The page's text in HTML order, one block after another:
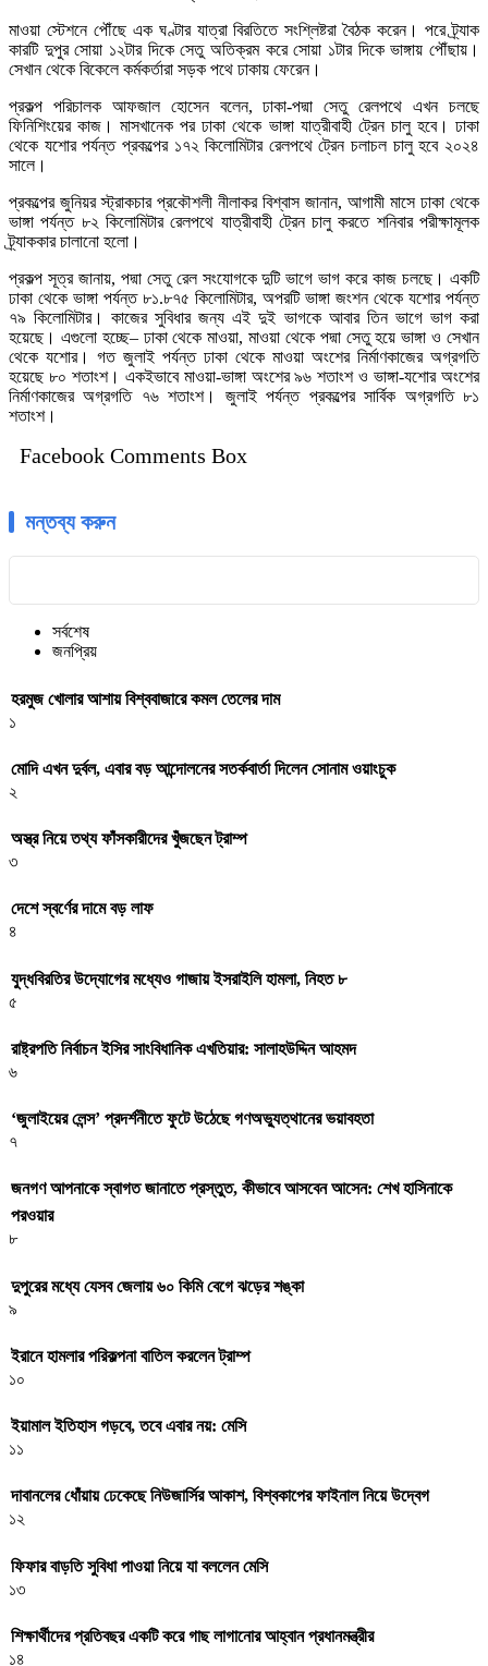
মাওয়া স্টেশনে পৌঁছে এক ঘণ্টার যাত্রা বিরতিতে সংশ্লিষ্টরা বৈঠক করেন। পরে ট্র্যাক
কারটি দুপুর সোয়া ১২টার দিকে সেতু অতিক্রম করে সোয়া ১টার দিকে ভাঙ্গায় পৌঁছায়।
সেখান থেকে বিকেলে কর্মকর্তারা সড়ক পথে ঢাকায় ফেরেন।
প্রকল্প পরিচালক আফজাল হোসেন বলেন, ঢাকা-পদ্মা সেতু রেলপথে এখন চলছে
ফিনিশিংয়ের কাজ। মাসখানেক পর ঢাকা থেকে ভাঙ্গা যাত্রীবাহী ট্রেন চালু হবে। ঢাকা
থেকে যশোর পর্যন্ত প্রকল্পের ১৭২ কিলোমিটার রেলপথে ট্রেন চলাচল চালু হবে ২০২৪
সালে।
প্রকল্পের জুনিয়র স্ট্রাকচার প্রকৌশলী নীলাকর বিশ্বাস জানান, আগামী মাসে ঢাকা থেকে
ভাঙ্গা পর্যন্ত ৮২ কিলোমিটার রেলপথে যাত্রীবাহী ট্রেন চালু করতে শনিবার পরীক্ষামূলক
ট্র্যাককার চালানো হলো।
প্রকল্প সূত্র জানায়, পদ্মা সেতু রেল সংযোগকে দুটি ভাগে ভাগ করে কাজ চলছে। একটি
ঢাকা থেকে ভাঙ্গা পর্যন্ত ৮১.৮৭৫ কিলোমিটার, অপরটি ভাঙ্গা জংশন থেকে যশোর পর্যন্ত
৭৯ কিলোমিটার। কাজের সুবিধার জন্য এই দুই ভাগকে আবার তিন ভাগে ভাগ করা
হয়েছে। এগুলো হচ্ছে– ঢাকা থেকে মাওয়া, মাওয়া থেকে পদ্মা সেতু হয়ে ভাঙ্গা ও সেখান
থেকে যশোর। গত জুলাই পর্যন্ত ঢাকা থেকে মাওয়া অংশের নির্মাণকাজের অগ্রগতি
হয়েছে ৮০ শতাংশ। একইভাবে মাওয়া-ভাঙ্গা অংশের ৯৬ শতাংশ ও ভাঙ্গা-যশোর অংশের
নির্মাণকাজের অগ্রগতি ৭৬ শতাংশ। জুলাই পর্যন্ত প্রকল্পের সার্বিক অগ্রগতি ৮১
শতাংশ।
Facebook Comments Box
মন্তব্য করুন
সর্বশেষ
জনপ্রিয়
হরমুজ খোলার আশায় বিশ্ববাজারে কমল তেলের দাম
১
মোদি এখন দুর্বল, এবার বড় আন্দোলনের সতর্কবার্তা দিলেন সোনাম ওয়াংচুক
২
অস্ত্র নিয়ে তথ্য ফাঁসকারীদের খুঁজছেন ট্রাম্প
৩
দেশে স্বর্ণের দামে বড় লাফ
৪
যুদ্ধবিরতির উদ্যোগের মধ্যেও গাজায় ইসরাইলি হামলা, নিহত ৮
৫
রাষ্ট্রপতি নির্বাচন ইসির সাংবিধানিক এখতিয়ার: সালাহউদ্দিন আহমদ
৬
‘জুলাইয়ের লেন্স’ প্রদর্শনীতে ফুটে উঠেছে গণঅভ্যুত্থানের ভয়াবহতা
৭
জনগণ আপনাকে স্বাগত জানাতে প্রস্তুত, কীভাবে আসবেন আসেন: শেখ হাসিনাকে
পরওয়ার
৮
দুপুরের মধ্যে যেসব জেলায় ৬০ কিমি বেগে ঝড়ের শঙ্কা
৯
ইরানে হামলার পরিকল্পনা বাতিল করলেন ট্রাম্প
১০
ইয়ামাল ইতিহাস গড়বে, তবে এবার নয়: মেসি
১১
দাবানলের ধোঁয়ায় ঢেকেছে নিউজার্সির আকাশ, বিশ্বকাপের ফাইনাল নিয়ে উদ্বেগ
১২
ফিফার বাড়তি সুবিধা পাওয়া নিয়ে যা বললেন মেসি
১৩
শিক্ষার্থীদের প্রতিবছর একটি করে গাছ লাগানোর আহ্বান প্রধানমন্ত্রীর
১৪